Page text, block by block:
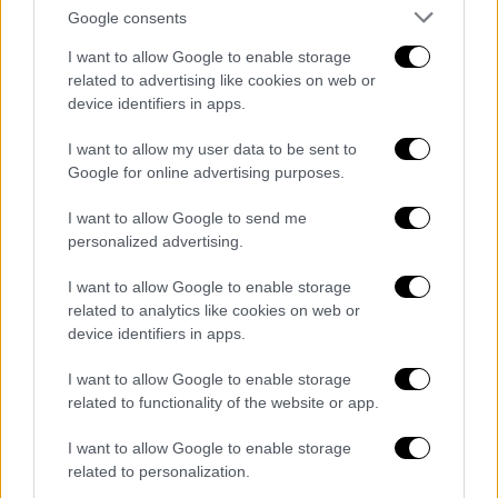
Google consents
I want to allow Google to enable storage
related to advertising like cookies on web or
device identifiers in apps.
I want to allow my user data to be sent to
Google for online advertising purposes.
I want to allow Google to send me
personalized advertising.
I want to allow Google to enable storage
related to analytics like cookies on web or
device identifiers in apps.
I want to allow Google to enable storage
related to functionality of the website or app.
I want to allow Google to enable storage
related to personalization.
κινηματογράφο Στέλλα, τη Δευτέρα 10
Ιουνίου,
παρουσία του σκηνοθετικού
διδύμου και με το αντίστοιχο Q&Aστο
τέλος.
Το καλλιτεχνικό δίδυμο Soda Jerk
εξειδίκευση στις sample-based ταινίες και
εμφανώς παιγνιώδη ντοκιμαντερίστικη
προσέγγιση σε αμφιλεγόμενα θέματα,οι
Soda Jerk δείχνουν ειδικό ενδιαφέρον στην
πολιτική της εικόνας: πώς αυτή διαδίδεται,
ποιος επωφελείται από αυτήν και με ποιον
τρόπο μπορεί αυτή να επαναπροσδιοριστεί.
Με βάση τη Νέα Υόρκη για περισσότερο από
μία δεκαετία και εγκατεστημένο στην